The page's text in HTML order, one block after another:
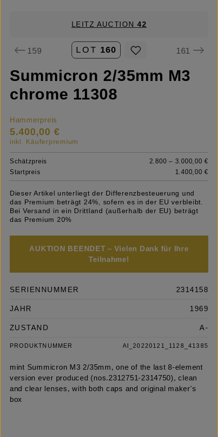
LEITZ AUCTION42
159 LOT 160 161
Summicron 2/35mm M3
chrome 11308
Hammerpreis
5.400,00 €
inkl. Käuferpremium
Schätzpreis
2.800 – 3.000,00 €
Startpreis
1.400,00 €
Dieser Artikel unterliegt der Differenzbesteuerung und
das Premium beträgt 24%, sofern es in der EU verbleibt.
Bei Versand in ein Drittland (außerhalb der EU) beträgt
das Premium 20%
AUKTION BEENDET – Vielen Dank für Ihre
Teilnahme!
SERIENNUMMER 2314158
JAHR 1969
ZUSTAND A-
PRODUKTNUMMER AI_20220121_1128_41385
mint Summicron M3 2/35mm, one of the last 8-element
version ever produced (nos.2312751-2314750), clean
and clear lenses, with both caps and original maker's
box